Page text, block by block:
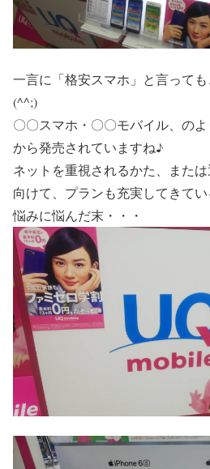
一言に「格安スマホ」と言って
(^^;)
〇〇スマホ・〇〇モバイル、の
から発売されていますね♪
ネットを重視されるかた、また
向けて、プランも充実してきて
悩みに悩んだ末・・・